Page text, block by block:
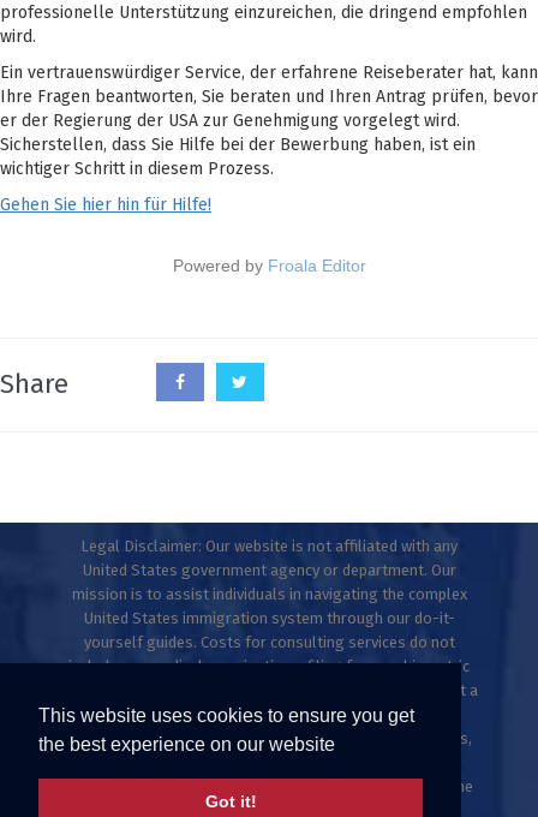
This website uses cookies to ensure you get
the best experience on our website
Got it!
professionelle Unterstützung einzureichen, die dringend empfohlen
wird.
Ein vertrauenswürdiger Service, der erfahrene Reiseberater hat, kann
Ihre Fragen beantworten, Sie beraten und Ihren Antrag prüfen, bevor
er der Regierung der USA zur Genehmigung vorgelegt wird.
Sicherstellen, dass Sie Hilfe bei der Bewerbung haben, ist ein
wichtiger Schritt in diesem Prozess.
Gehen Sie hier hin für Hilfe!
Powered by Froala Editor
Share
Legal Disclaimer: Our website is not affiliated with any
United States government agency or department. Our
mission is to assist individuals in navigating the complex
United States immigration system through our do-it-
yourself guides. Costs for consulting services do not
include any medical examinations, filing fees, or biometric
fees. This website does not provide legal advice and is not a
law firm. Only licensed immigration professionals are
authorized to provide legal advice, explanations, opinions,
remedies, defenses, and options. Individuals who meet the
ESTA criteria can apply directly at uscis.gov or